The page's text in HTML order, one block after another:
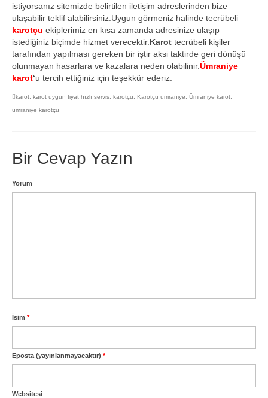
istiyorsanız sitemizde belirtilen iletişim adreslerinden bize
ulaşabilir teklif alabilirsiniz.Uygun görmeniz halinde tecrübeli
karotçu ekiplerimiz en kısa zamanda adresinize ulaşıp
istediğiniz biçimde hizmet verecektir. Karot tecrübeli kişiler
tarafından yapılması gereken bir iştir aksi taktirde geri dönüşü
olunmayan hasarlara ve kazalara neden olabilinir.Ümraniye
karot‘u tercih ettiğiniz için teşekkür ederiz.
karot karot uygun fiyat hızlı servis karotçu Karotçu ümraniye Ümraniye karot
ümraniye karotçu
Bir Cevap Yazın
Yorum
İsim *
Eposta (yayınlanmayacaktır) *
Websitesi